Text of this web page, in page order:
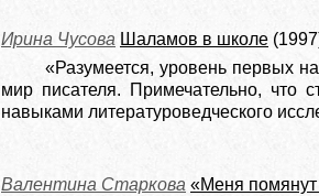
Ирина Чусова Шаламов в школе
«Разумеется, уровень первых
мир писателя. Примечательно, что
навыками литературоведческого
Валентина Старкова «Меня